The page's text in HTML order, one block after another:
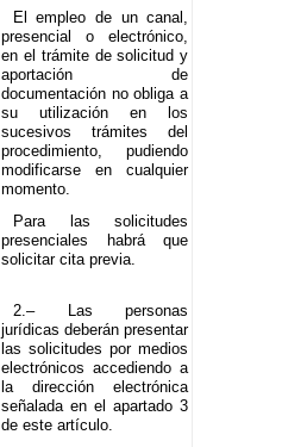
El empleo de un canal,
presencial o electrónico,
en el trámite de solicitud y
aportación de
documentación no obliga a
su utilización en los
sucesivos trámites del
procedimiento, pudiendo
modificarse en cualquier
momento.
Para las solicitudes
presenciales habrá que
solicitar cita previa.
2.– Las personas
jurídicas deberán presentar
las solicitudes por medios
electrónicos accediendo a
la dirección electrónica
señalada en el apartado 3
de este artículo.